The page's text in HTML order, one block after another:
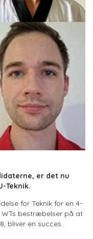
er det nu
Teknik.
for Teknik for en 4-
bestræbelser på at
bliver en succes.